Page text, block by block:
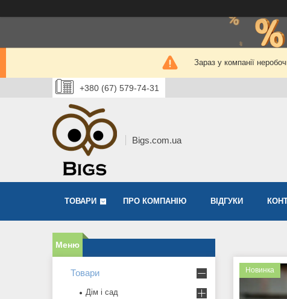
Зараз у компанії
+380 (67) 579-74-31
Bigs.com.ua
ТОВАРИ ПРО КОМПАНІЮ ВІДГУКИ
Новинка
Товари
Дім і сад